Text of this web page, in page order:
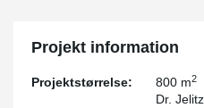
Projekt information
Projektstørrelse: 800 m2
Dr.